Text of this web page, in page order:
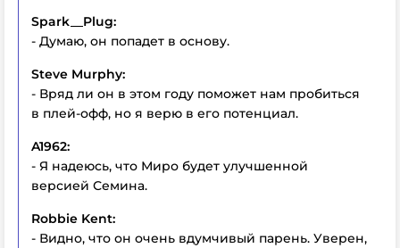
Spark__Plug:
- Думаю, он попадет в основу.
Steve Murphy:
- Вряд ли он в этом году поможет нам пробиться
в плей-офф, но я верю в его потенциал.
A1962:
- Я надеюсь, что Миро будет улучшенной
версией Семина.
Robbie Kent:
- Видно, что он очень вдумчивый парень. Уверен,